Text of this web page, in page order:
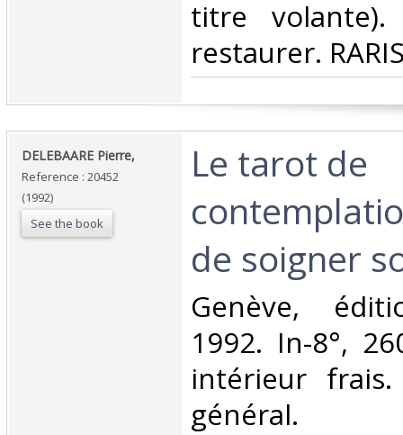
titre volante).
restaurer.
‎DELEBAARE Pierre,‎
Reference : 20452
(1992)
See the book
‎Le tarot de
de soigner
‎Genève,
1992. In-8°,
intérieur
général.‎